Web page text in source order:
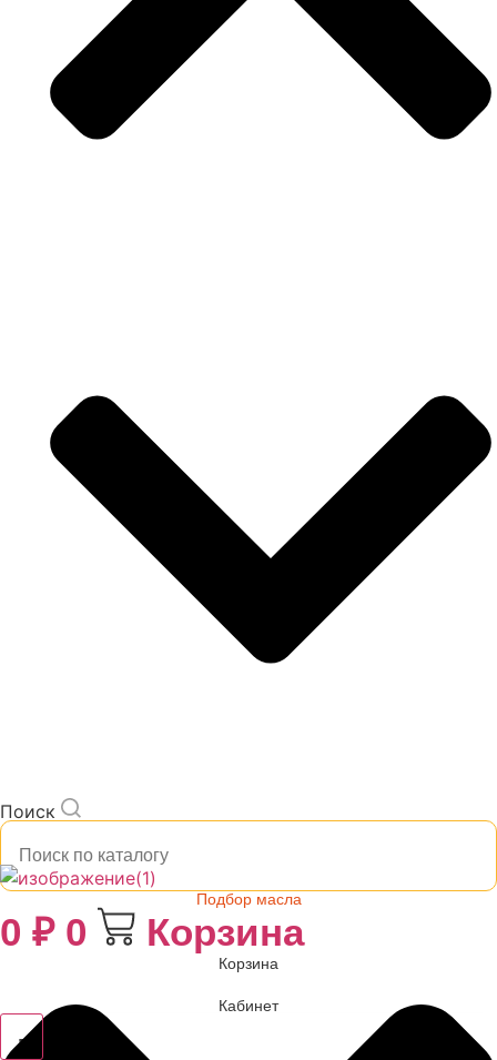
Поиск
Подбор масла
0 ₽ 0 Корзина
Корзина
Кабинет